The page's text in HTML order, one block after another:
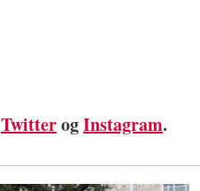
TwitterogInstagram.